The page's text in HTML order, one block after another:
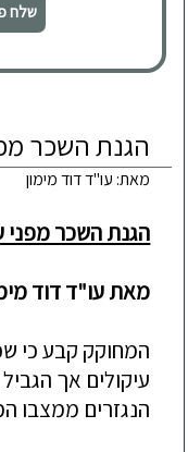
שלח
הגנת השכר
מאת: עו"ד דוד מימון
הגנת השכר מפני
מאת עו"ד דוד
המחוקק קבע כי
עיקולים אך
הנגזרים ממצבו